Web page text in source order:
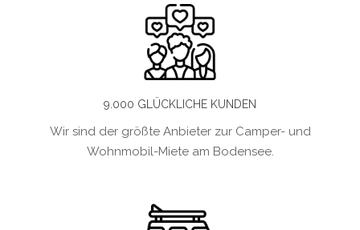
9.000 GLÜCKLICHE KUNDEN
Wir sind der größte Anbieter zur Camper- und
Wohnmobil-Miete am Bodensee.